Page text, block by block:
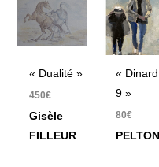
« Dualité »
450€
Gisèle
FILLEUR
« Dinard
9 »
80€
PELTON